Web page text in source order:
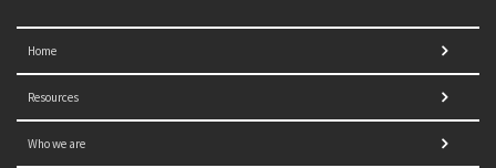
Home
Resources
Who we are